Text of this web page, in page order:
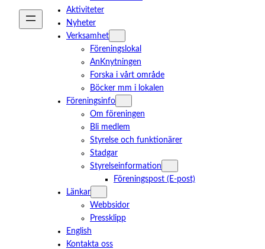
Aktiviteter
Nyheter
Verksamhet
Föreningslokal
AnKnytningen
Forska i vårt område
Böcker mm i lokalen
Föreningsinfo
Om föreningen
Bli medlem
Styrelse och funktionärer
Stadgar
Styrelseinformation
Föreningspost (E-post)
Länkar
Webbsidor
Pressklipp
English
Kontakta oss